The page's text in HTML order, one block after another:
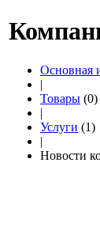
Основная
|
Товары (0)
|
Услуги (1)
|
Новости